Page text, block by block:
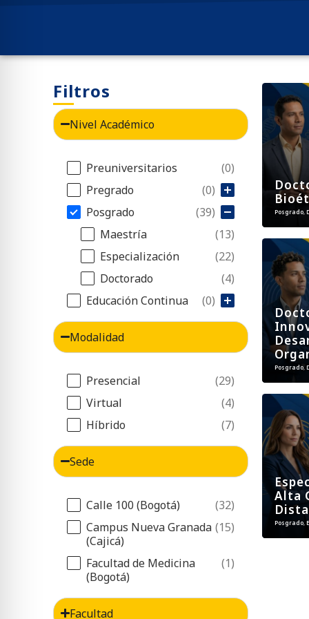
Filtros
Nivel Académico
Filtro Nivel Académico
Preuniversitarios
(0)
Pregrado
(0)
Posgrado
(39)
Maestría
(13)
Especialización
(22)
Doctorado
(4)
Educación Continua
(0)
Modalidad
Filtro Modalidad
Presencial
(29)
Virtual
(4)
Híbrido
(7)
Sede
Filtro Sede
Calle 100 (Bogotá)
(32)
Campus Nueva Granada
(Cajicá)
(15)
Facultad de Medicina
(Bogotá)
(1)
Facultad
Posgrado,
Posgrado,
Alta
Posgrado,